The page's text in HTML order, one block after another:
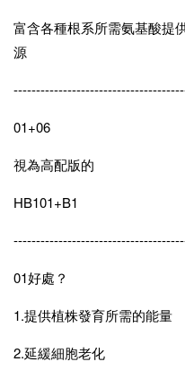
富含各種根系所需氨基酸提
源
01+06
視為高配版的
HB101+B1
01好處？
1.提供植株發育所需的能量
2.延緩細胞老化